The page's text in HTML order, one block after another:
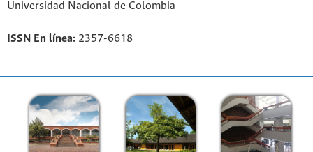
Universidad Nacional de Colombia
ISSN En línea: 2357-6618